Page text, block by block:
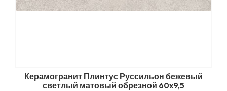
Керамогранит Плинтус Руссильон бежевый
светлый матовый обрезной 60x9,5